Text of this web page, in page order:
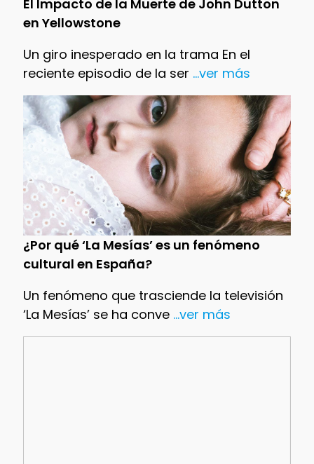
El Impacto de la Muerte de John Dutton
en Yellowstone
Un giro inesperado en la trama En el
reciente episodio de la ser ...ver más
¿Por qué ‘La Mesías’ es un fenómeno
cultural en España?
Un fenómeno que trasciende la televisión
‘La Mesías’ se ha conve...ver más